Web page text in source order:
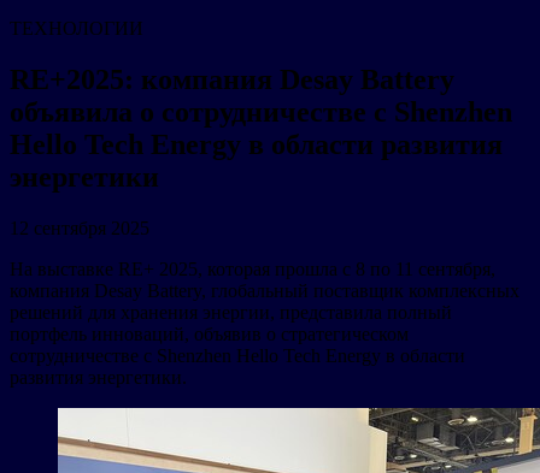
ТЕХНОЛОГИИ
RE+2025: компания Desay Battery
объявила о сотрудничестве с Shenzhen
Hello Tech Energy в области развития
энергетики
12 сентября 2025
На выставке RE+ 2025, которая прошла с 8 по 11 сентября,
компания Desay Battery, глобальный поставщик комплексных
решений для хранения энергии, представила полный
портфель инноваций, объявив о стратегическом
сотрудничестве с Shenzhen Hello Tech Energy в области
развития энергетики.